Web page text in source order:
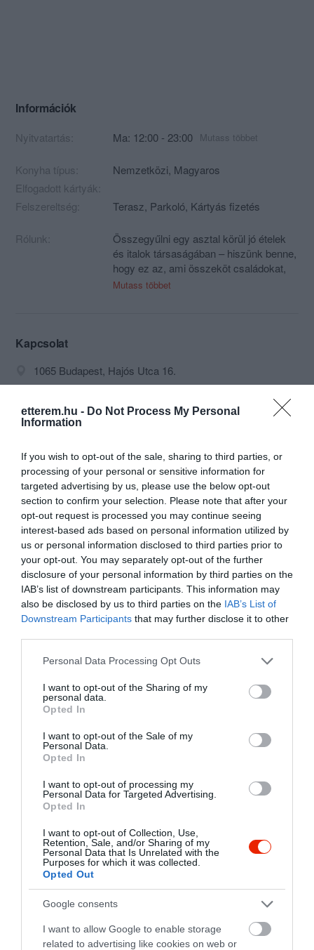
etterem.hu - Do Not Process My Personal
Information
If you wish to opt-out of the sale, sharing to third parties, or
processing of your personal or sensitive information for
targeted advertising by us, please use the below opt-out
section to confirm your selection. Please note that after your
opt-out request is processed you may continue seeing
interest-based ads based on personal information utilized by
us or personal information disclosed to third parties prior to
your opt-out. You may separately opt-out of the further
disclosure of your personal information by third parties on the
IAB’s list of downstream participants. This information may
also be disclosed by us to third parties on the IAB’s List of
Downstream Participants that may further disclose it to other
Please note that this website/app uses one or more Google
not limited to your visit or usage behaviour. You may click to
grant or deny consent to Google and its third-party tags to
use your data for below specified purposes in below Google
consent section.
Personal Data Processing Opt Outs
I want to opt-out of the Sharing of my
personal data.
Opted In
I want to opt-out of the Sale of my
Personal Data.
Opted In
I want to opt-out of processing my
Personal Data for Targeted Advertising.
Opted In
I want to opt-out of Collection, Use,
Retention, Sale, and/or Sharing of my
Personal Data that Is Unrelated with the
Purposes for which it was collected.
Opted Out
Google consents
I want to allow Google to enable storage
related to advertising like cookies on web or
Információk
Nyitvatartás: Ma: 12:00 - 23:00 Mutass többet
Konyha típus: Nemzetközi, Magyaros
Elfogadott kártyák:
Felszereltség:
Terasz, Parkoló, Kártyás fizetés
Rólunk:
Összegyűlni egy asztal körül jó ételek
és italok társaságában – hiszünk benne,
hogy ez az, ami összeköt családokat,
barátokat, társaságokat! És ha
Mutass többet
Kapcsolat
1065 Budapest, Hajós Utca 16.
info@imazsclub.com
https://www.facebook.com/imazsclub
Probléma jelentése Te vagy a tulajdonos?
Értékelések Értékeld Te is